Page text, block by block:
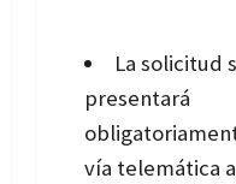
La solicitud
presentará
vía telemática